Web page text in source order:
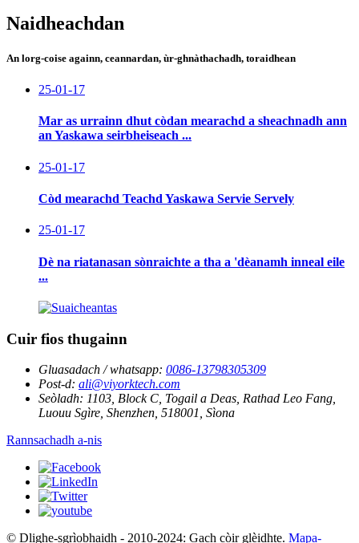
Naidheachdan
An lorg-coise againn, ceannardan, ùr-ghnàthachadh, toraidhean
25-01-17
Mar as urrainn dhut còdan mearachd a sheachnadh ann
an Yaskawa seirbheiseach ...
25-01-17
Còd mearachd Teachd Yaskawa Servie Servely
25-01-17
Dè na riatanasan sònraichte a tha a 'dèanamh inneal eile
...
Cuir fios thugainn
Gluasadach / whatsapp: 0086-13798305309
Post-d: ali@viyorktech.com
Seòladh: 1103, Block C, Togail a Deas, Rathad Leo Fang,
Luouu Sgìre, Shenzhen, 518001, Sìona
Rannsachadh a-nis
© Dlighe-sgrìobhaidh - 2010-2024: Gach còir glèidhte. Mapa-